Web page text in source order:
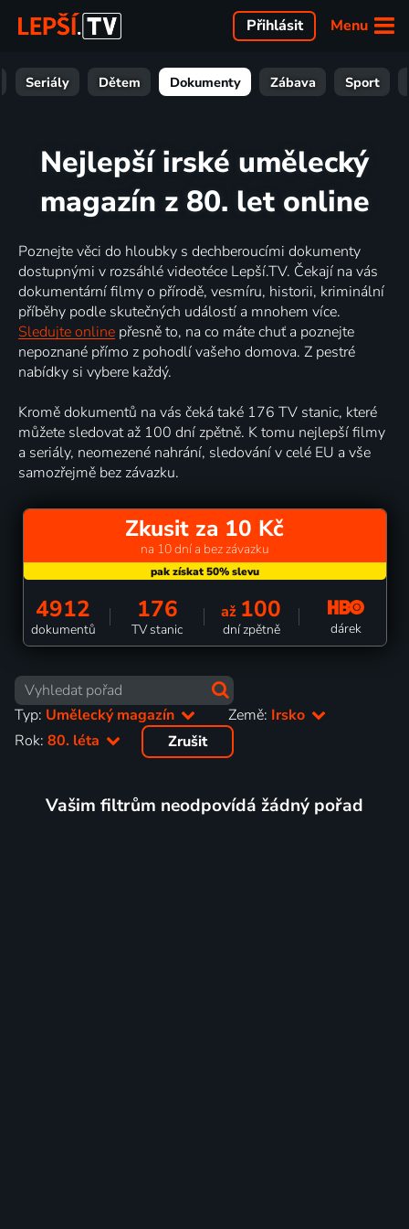
Menu
Přihlásit
Seriály Dětem Dokumenty Zábava Sport
Nejlepší irské umělecký
magazín z 80. let online
Poznejte věci do hloubky s dechberoucími dokumenty
dostupnými v rozsáhlé videotéce Lepší.TV. Čekají na vás
dokumentární filmy o přírodě, vesmíru, historii, kriminální
příběhy podle skutečných událostí a mnohem více.
Sledujte online přesně to, na co máte chuť a poznejte
nepoznané přímo z pohodlí vašeho domova. Z pestré
nabídky si vybere každý.
Kromě dokumentů na vás čeká také 176 TV stanic, které
můžete sledovat až 100 dní zpětně. K tomu nejlepší filmy
a seriály, neomezené nahrání, sledování v celé EU a vše
samozřejmě bez závazku.
Zkusit za 10 Kč
na 10 dní a bez závazku
4912
dokumentů
176
TV stanic
až 100
dní zpětně dárek
Typ: Umělecký magazín Země: Irsko
Rok: 80. léta Zrušit
Vašim filtrům neodpovídá žádný pořad